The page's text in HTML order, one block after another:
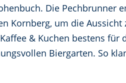
Die Pechbrunner
Kornberg, um die
& Kuchen bestens
Biergarten. So